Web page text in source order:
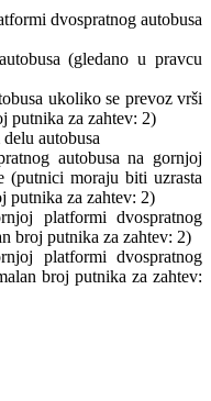
dvospratnog autobusa
(gledano u pravcu
ukoliko se prevoz vrši
putnika za zahtev: 2)
autobusa
autobusa na gornjoj
(putnici moraju biti uzrasta
putnika za zahtev: 2)
platformi dvospratnog
broj putnika za zahtev: 2)
platformi dvospratnog
broj putnika za zahtev: